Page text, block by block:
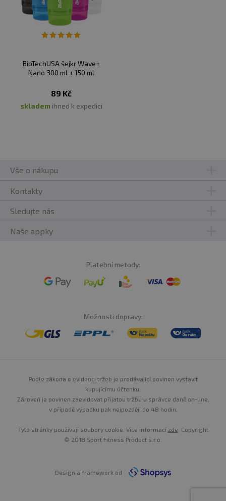
BioTechUSA šejkr Wave+
Nano 300 ml + 150 ml
89 Kč
skladem ihned k expedici
Vše o nákupu
Kontakty
Sledujte nás
Naše appky
Platební metody:
Možnosti dopravy:
Podle zákona o evidenci tržeb je prodávající povinen vystavit
kupujícímu účtenku.
Zároveň je povinen zaevidovat přijatou tržbu u správce daně on-line,
v případě výpadku pak nejpozději do 48 hodin.
Tyto stránky používají soubory cookie. Více informací zde . Copyright
© 2018 Sport Fitness Product s.r.o.
Design a framework od